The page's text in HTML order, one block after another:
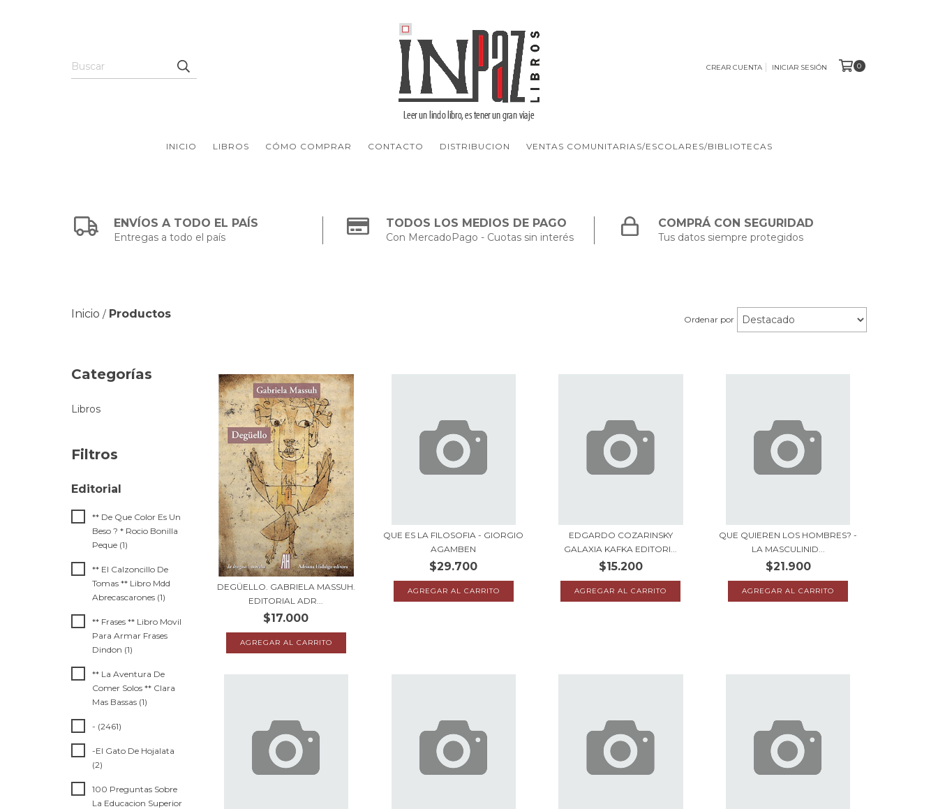
CREAR CUENTA INICIAR SESIÓN 0
INICIO LIBROS CÓMO COMPRAR CONTACTO DISTRIBUCION VENTAS COMUNITARIAS/ESCOLARES/BIBLIOTECAS
ENVÍOS A TODO EL PAÍS
Entregas a todo el país
TODOS LOS MEDIOS DE PAGO
Con MercadoPago - Cuotas sin interés
COMPRÁ CON SEGURIDAD
Tus datos siempre protegidos
Inicio / Productos Ordenar por
Categorías
Libros
Filtros
** De Que Color Es Un
Beso ? * Rocio Bonilla
Peque (1)
** El Calzoncillo De
Tomas ** Libro Mdd
Abrecascarones (1)
** Frases ** Libro Movil
Para Armar Frases
Dindon (1)
** La Aventura De
Comer Solos ** Clara
Mas Bassas (1)
- (2461)
-El Gato De Hojalata
(2)
100 Preguntas Sobre
La Educacion Superior
DEGÜELLO. GABRIELA MASSUH.
EDITORIAL ADR...
$17.000
QUE ES LA FILOSOFIA - GIORGIO
AGAMBEN
$29.700
EDGARDO COZARINSKY
GALAXIA KAFKA EDITORI...
$15.200
QUE QUIEREN LOS HOMBRES? -
LA MASCULINID...
$21.900